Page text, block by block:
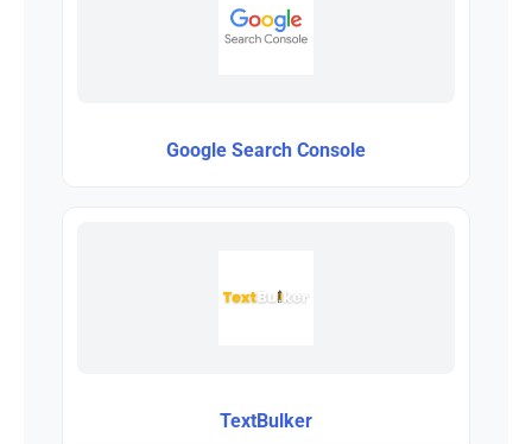
Google Search Console
TextBulker